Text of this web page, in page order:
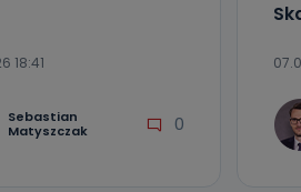
18:41
Sebastian
Matyszczak
0